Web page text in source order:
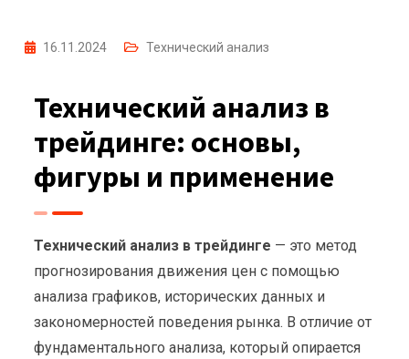
16.11.2024 Технический анализ
Технический анализ в
трейдинге: основы,
фигуры и применение
Технический анализ в трейдинге — это метод
прогнозирования движения цен с помощью
анализа графиков, исторических данных и
закономерностей поведения рынка. В отличие от
фундаментального анализа, который опирается